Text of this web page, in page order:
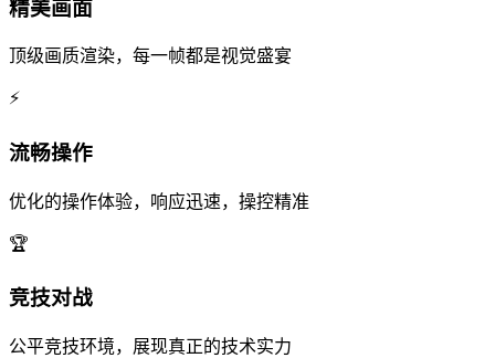
精美画面
顶级画质渲染，每一帧都是视觉盛宴
⚡
流畅操作
优化的操作体验，响应迅速，操控精准
🏆
竞技对战
公平竞技环境，展现真正的技术实力